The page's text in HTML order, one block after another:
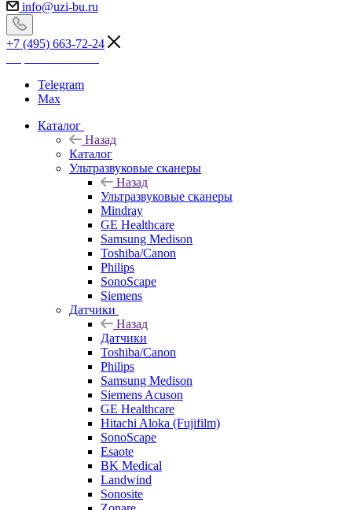
info@uzi-bu.ru
+7 (495) 663-72-24
Telegram
Max
Каталог
Назад
Каталог
Ультразвуковые сканеры
Назад
Ультразвуковые сканеры
Mindray
GE Healthcare
Samsung Medison
Toshiba/Canon
Philips
SonoScape
Siemens
Датчики
Назад
Датчики
Toshiba/Canon
Philips
Samsung Medison
Siemens Acuson
GE Healthcare
Hitachi Aloka (Fujifilm)
SonoScape
Esaote
BK Medical
Landwind
Sonosite